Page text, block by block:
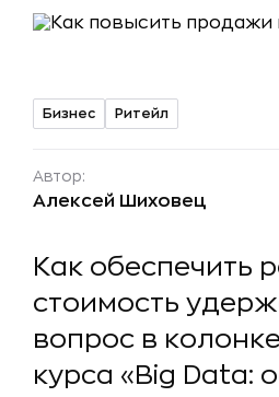
Бизнес Ритейл
Автор:
Алексей Шиховец
Как обеспечить
стоимость
вопрос в
курса «Big Data: